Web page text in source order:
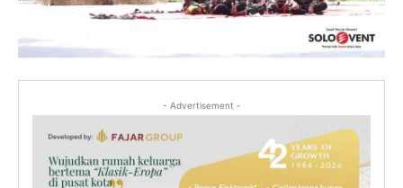
- Advertisement -